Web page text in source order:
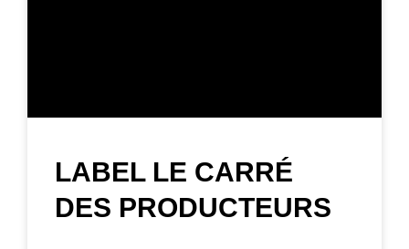
LABEL LE CARRÉ
DES PRODUCTEURS